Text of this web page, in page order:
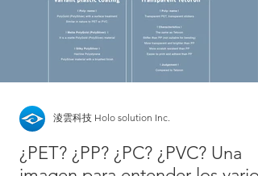
¿PET? ¿PP? ¿PC? ¿PVC? Una
淩雲科技 Holo solution Inc.